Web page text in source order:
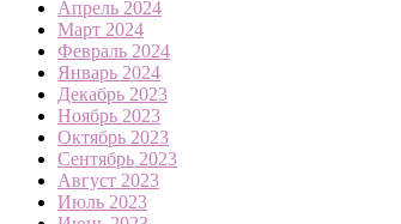
Апрель 2024
Март 2024
Февраль 2024
Январь 2024
Декабрь 2023
Ноябрь 2023
Октябрь 2023
Сентябрь 2023
Август 2023
Июль 2023